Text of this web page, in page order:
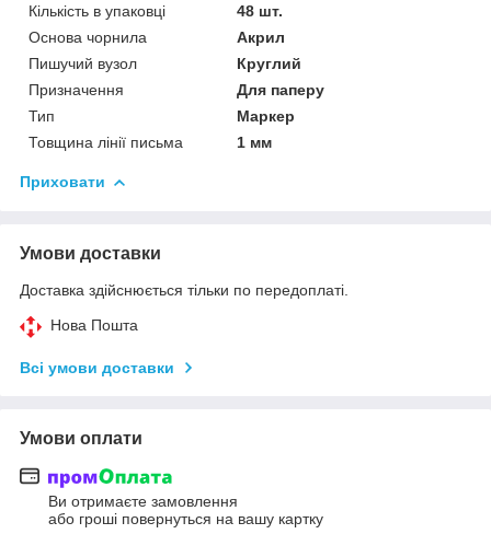
Кількість в упаковці
48 шт.
Основа чорнила
Акрил
Пишучий вузол
Круглий
Призначення
Для паперу
Тип
Маркер
Товщина лінії письма
1 мм
Приховати
Умови доставки
Доставка здійснюється тільки по передоплаті.
Нова Пошта
Всі умови доставки
Умови оплати
Ви отримаєте замовлення
або гроші повернуться на вашу картку